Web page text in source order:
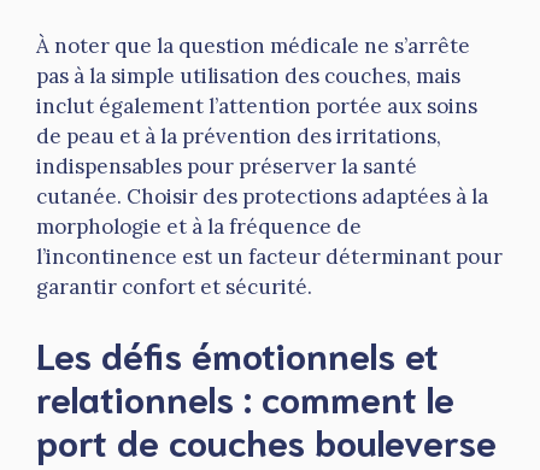
À noter que la question médicale ne s’arrête
pas à la simple utilisation des couches, mais
inclut également l’attention portée aux soins
de peau et à la prévention des irritations,
indispensables pour préserver la santé
cutanée. Choisir des protections adaptées à la
morphologie et à la fréquence de
l’incontinence est un facteur déterminant pour
garantir confort et sécurité.
Les défis émotionnels et
relationnels : comment le
port de couches bouleverse